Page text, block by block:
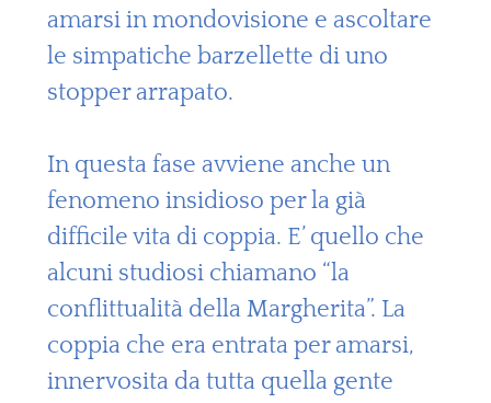
amarsi in mondovisione e ascoltare
le simpatiche barzellette di uno
stopper arrapato.
In questa fase avviene anche un
fenomeno insidioso per la già
difficile vita di coppia. E’ quello che
alcuni studiosi chiamano “la
conflittualità della Margherita”. La
coppia che era entrata per amarsi,
innervosita da tutta quella gente